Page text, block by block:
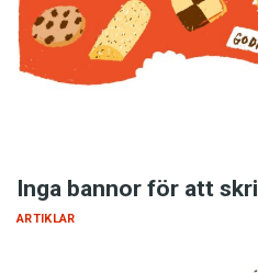
Inga bannor för att
ARTIKLAR